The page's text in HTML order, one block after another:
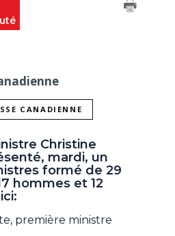
CANADIENNE
Christine
mardi, un
formé de 29
hommes et 12
première ministre